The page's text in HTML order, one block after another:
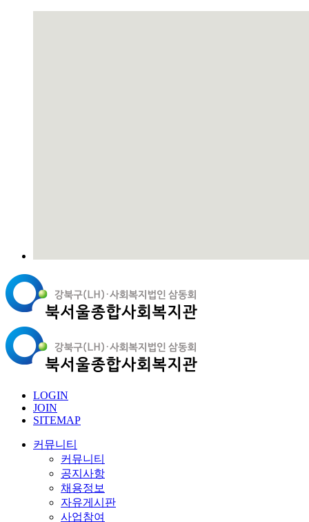
LOGIN
JOIN
SITEMAP
커뮤니티
커뮤니티
공지사항
채용정보
자유게시판
사업참여